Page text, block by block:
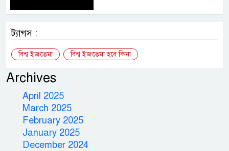
ট্যাগস :
বিশ্ব ইজতেমা বিশ্ব ইজতেমা হবে কিনা
Archives
April 2025
March 2025
February 2025
January 2025
December 2024